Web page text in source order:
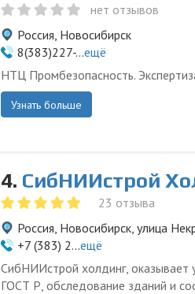
нет отзывов
Россия, Новосибирск
8(383)227-...ещё
НТЦ Промбезопасность.
Узнать больше
4. СибНИИстрой
23 отзыва
Россия, Новосибирск, улица
+7 (383) 2...ещё
СибНИИстрой холдинг, оказывает
ГОСТ Р, обследование зданий и